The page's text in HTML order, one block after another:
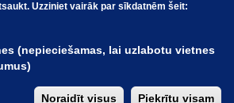
EK GRĀMATVEDĪBAS KURSS
TERMINI
BUJ
Uzziniet vairāk par sīkdatnēm šeit:
(nepieciešamas, lai uzlabotu vietnes
Noraidīt visus Piekrītu visam